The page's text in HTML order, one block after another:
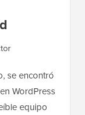
se encontró
WordPress
equipo